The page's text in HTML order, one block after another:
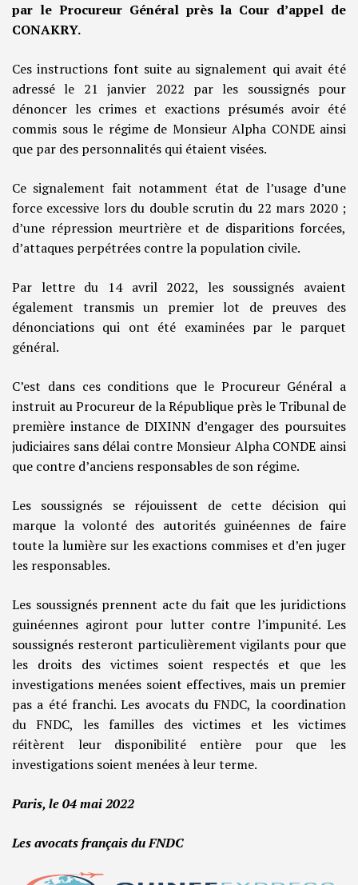
par le Procureur Général près la Cour d’appel de
CONAKRY.
Ces instructions font suite au signalement qui avait été
adressé le 21 janvier 2022 par les soussignés pour
dénoncer les crimes et exactions présumés avoir été
commis sous le régime de Monsieur Alpha CONDE ainsi
que par des personnalités qui étaient visées.
Ce signalement fait notamment état de l’usage d’une
force excessive lors du double scrutin du 22 mars 2020 ;
d’une répression meurtrière et de disparitions forcées,
d’attaques perpétrées contre la population civile.
Par lettre du 14 avril 2022, les soussignés avaient
également transmis un premier lot de preuves des
dénonciations qui ont été examinées par le parquet
général.
C’est dans ces conditions que le Procureur Général a
instruit au Procureur de la République près le Tribunal de
première instance de DIXINN d’engager des poursuites
judiciaires sans délai contre Monsieur Alpha CONDE ainsi
que contre d’anciens responsables de son régime.
Les soussignés se réjouissent de cette décision qui
marque la volonté des autorités guinéennes de faire
toute la lumière sur les exactions commises et d’en juger
les responsables.
Les soussignés prennent acte du fait que les juridictions
guinéennes agiront pour lutter contre l’impunité. Les
soussignés resteront particulièrement vigilants pour que
les droits des victimes soient respectés et que les
investigations menées soient effectives, mais un premier
pas a été franchi. Les avocats du FNDC, la coordination
du FNDC, les familles des victimes et les victimes
réitèrent leur disponibilité entière pour que les
investigations soient menées à leur terme.
Paris, le 04 mai 2022
Les avocats français du FNDC